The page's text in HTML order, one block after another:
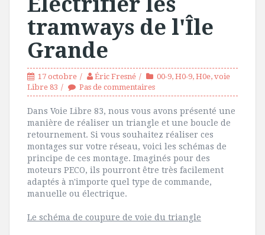
tramways de l'Île
Grande
17 octobre Éric Fresné 00-9, H0-9, H0e, voie
Libre 83
Pas de commentaires
Dans Voie Libre 83, nous vous avons présenté une
manière de réaliser un triangle et une boucle de
retournement. Si vous souhaitez réaliser ces
montages sur votre réseau, voici les schémas de
principe de ces montage. Imaginés pour des
moteurs PECO, ils pourront être très facilement
adaptés à n'importe quel type de commande,
manuelle ou électrique.
Le schéma de coupure de voie du triangle